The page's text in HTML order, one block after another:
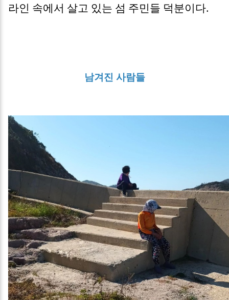
라인 속에서 살고 있는 섬 주민들 덕분이다.
남겨진 사람들